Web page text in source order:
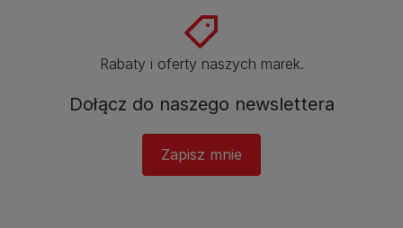
Rabaty i oferty naszych marek.​
Dołącz do naszego newslettera​
Zapisz mnie